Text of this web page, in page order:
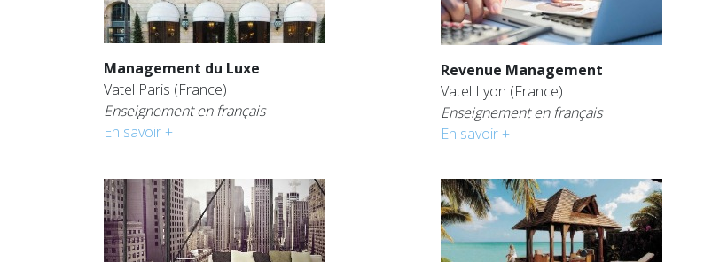
Management du Luxe
Vatel Paris (France)
Enseignement en français
En savoir +
Revenue Management
Vatel Lyon (France)
Enseignement en français
En savoir +